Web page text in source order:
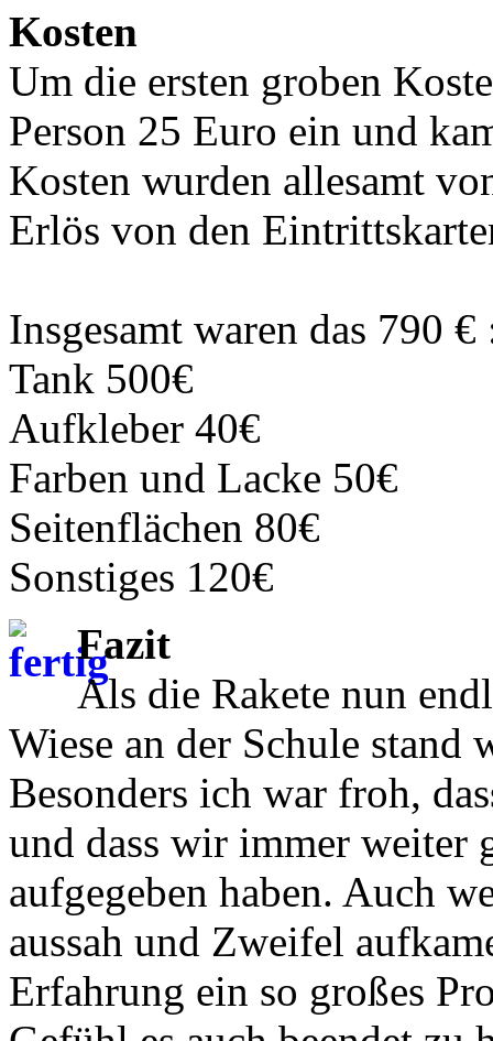
Kosten
Um die ersten groben
Person 25 Euro ein und
Kosten wurden allesamt
Erlös von den
Insgesamt waren das 790 €
Tank 500€
Aufkleber 40€
Farben und Lacke 50€
Seitenflächen 80€
Sonstiges 120€
Fazit
Als die Rakete nun
Wiese an der Schule stand
Besonders ich war froh,
und dass wir immer weiter
aufgegeben haben. Auch
aussah und Zweifel
Erfahrung ein so großes